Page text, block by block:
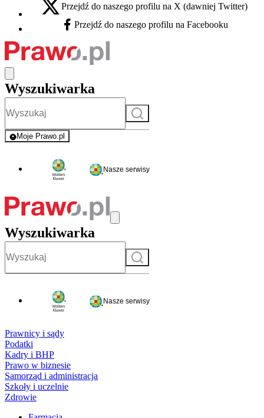
X - otwiera się w nowej karcie
Przejdź do naszego profilu na X (dawniej Twitter)
Facebook - otwiera się w nowej karcie
Przejdź do naszego profilu na Facebooku
Wyszukiwarka
Szukaj
Moje Prawo.pl
- rejestracja i logowanie do serwisu
Nasze serwisy
Wyszukiwarka
Szukaj
Nasze serwisy
Prawnicy i sądy
Podatki
Kadry i BHP
Prawo w biznesie
Samorząd i administracja
Szkoły i uczelnie
Zdrowie